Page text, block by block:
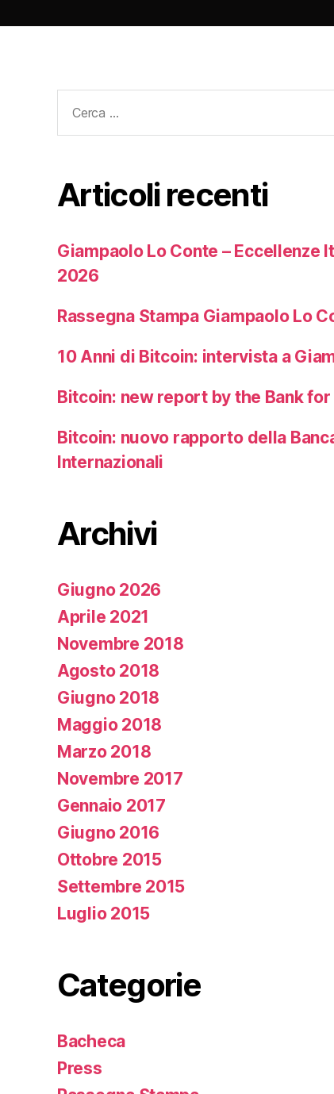
Articoli recenti
Giampaolo Lo Conte – Eccellenze
2026
Rassegna Stampa Giampaolo Lo
10 Anni di Bitcoin: intervista a
Bitcoin: new report by the Bank
Bitcoin: nuovo rapporto della
Internazionali
Archivi
Giugno 2026
Aprile 2021
Novembre 2018
Agosto 2018
Giugno 2018
Maggio 2018
Marzo 2018
Novembre 2017
Gennaio 2017
Giugno 2016
Ottobre 2015
Settembre 2015
Luglio 2015
Categorie
Bacheca
Press